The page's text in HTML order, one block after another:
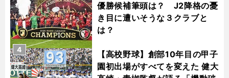
優勝候補筆頭は？ J2降格の憂
き目に遭いそうな３クラブと
は？
【高校野球】創部10年目の甲子
園初出場がすべてを変えた 健大
4